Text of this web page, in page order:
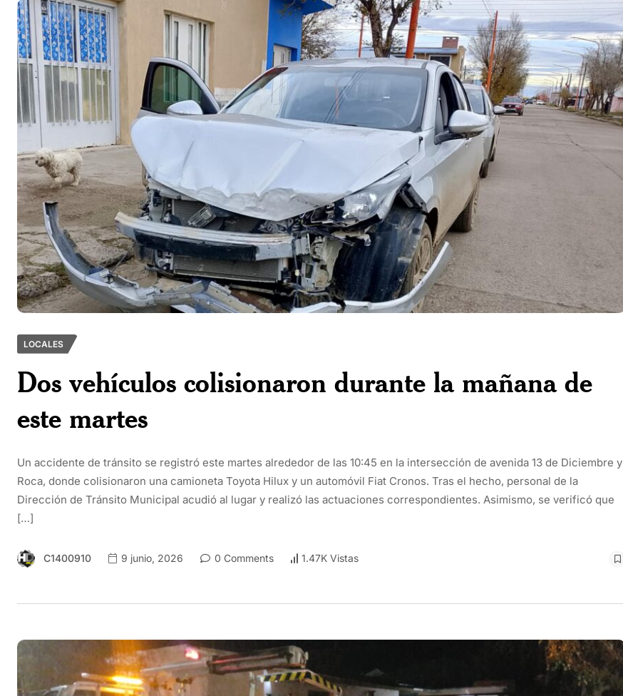
LOCALES
Dos vehículos colisionaron durante la mañana de
este martes
Un accidente de tránsito se registró este martes alrededor de las 10:45 en la intersección de avenida 13 de Diciembre y
Roca, donde colisionaron una camioneta Toyota Hilux y un automóvil Fiat Cronos. Tras el hecho, personal de la
Dirección de Tránsito Municipal acudió al lugar y realizó las actuaciones correspondientes. Asimismo, se verificó que
[…]
C1400910 9 junio, 2026 0 Comments 1.47K Vistas